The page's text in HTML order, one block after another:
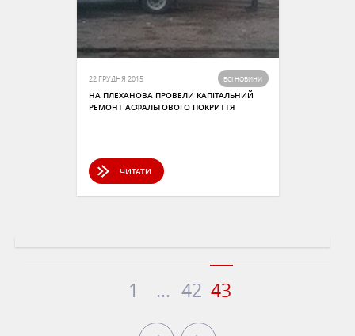
22 ГРУДНЯ 2015 ВСІ НОВИНИ
НА ПЛЕХАНОВА ПРОВЕЛИ КАПІТАЛЬНИЙ
РЕМОНТ АСФАЛЬТОВОГО ПОКРИТТЯ
ЧИТАТИ
1 … 42 43